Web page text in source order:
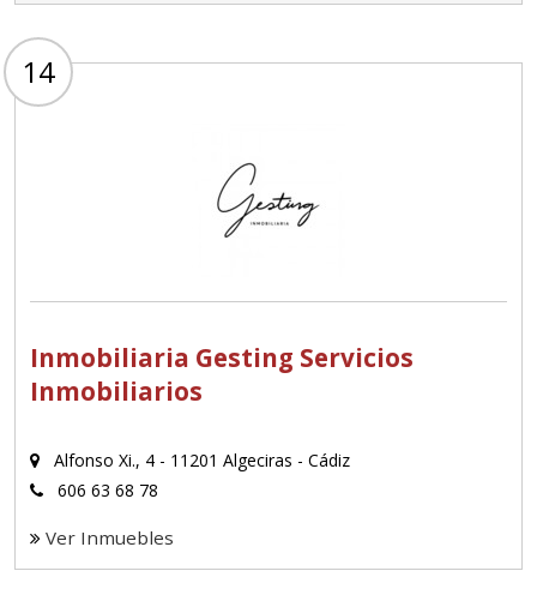
14
Inmobiliaria Gesting Servicios
Inmobiliarios
Alfonso Xi., 4 - 11201 Algeciras - Cádiz
606 63 68 78
Ver Inmuebles